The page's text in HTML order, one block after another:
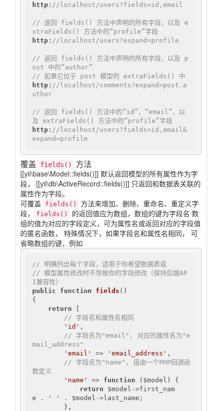
http: //localhost/users?fields=id,email
// 返回 fields() 方法中声明的所有字段，以及 e
xtraFields() 方法中的“profile”字段
http: //localhost/users?expand=profile
// 返回 fields() 方法中声明的所有字段，以及 p
ost 中的“author”
// 如果它位于 post 模型的 extraFields() 中
http: //localhost/comments?expand=post.a
uthor
// 返回 fields() 方法中的“id”，“email”，以
及 extraFields() 方法中的“profile”字段
http: //localhost/users?fields=id,email&
expand=profile
覆盖 fields() 方法
[[yii\base\Model::fields()]] 默认返回模型的所有属性作为字
段， [[yii\db\ActiveRecord::fields()]] 只返回和数据表关联的
属性作为字段。
可覆盖
fields()
方法来增加、删除、重命名、重定义字
段，
fields()
的返回值应为数组，数组的键为字段名 数
组的值为对应的字段定义，可为属性名或返回对应的字段值
的匿名函数， 特殊情况下，如果字段名和属性名相同， 可
省略数组的键，例如
// 明确列出每个字段，适用于你希望数据表或
// 模型属性修改时不导致你的字段修改（保持后端AP
I兼容性）
public
function fields ()
{
return [
// 字段名和属性名相同
'id' ,
// 字段名为"email", 对应的属性名为"e
mail_address"
'email'
=> 'email_address' ,
// 字段名为"name", 值由一个PHP回调函
数定义
'name'
=> function ($model)
{
return $model->first_nam
e .
' '
. $model->last_name;
},